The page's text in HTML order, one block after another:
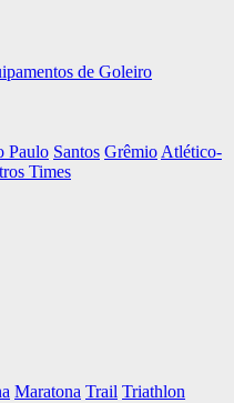
de Goleiro
Paulo Santos Grêmio Atlético-
Times
Maratona Trail Triathlon